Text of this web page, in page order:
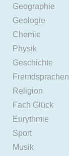
Geographie
Geologie
Chemie
Physik
Geschichte
Fremdsprachen
Religion
Fach Glück
Eurythmie
Sport
Musik